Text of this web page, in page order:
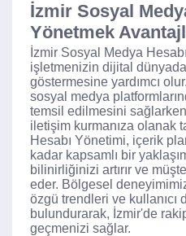
İzmir Sosyal
Yönetmek
İzmir Sosyal Medya
işletmenizin dijital
göstermesine yardımcı
sosyal medya
temsil edilmesini
iletişim kurmanıza olanak
Hesabı Yönetimi, içerik
kadar kapsamlı bir
bilinirliğinizi artırır ve
eder. Bölgesel
özgü trendleri ve kullanıcı
bulundurarak, İzmir'de
geçmenizi sağlar.